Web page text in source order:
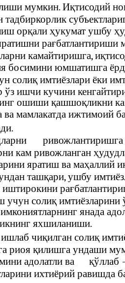
мумкин. Иқтисодий
тадбиркорлик
орқали ҳукумат ушбу
рағбатлантириши
камайтиришга,
босимини юмшатишга
солиқ имтиёзлари ёки
ўз ишчи кучини
ошиши қашшоқликни
мамлакатда ижтимоий
ривожлантиришга
кам ривожланган
яратиш ва маҳаллий
ташқари, ушбу
учун солиқ
янада
яхшиланиши.
чиқилган солиқ
риоя қилишга ундаши
адолатли ва
қўллаб -
ихтиёрий равишда